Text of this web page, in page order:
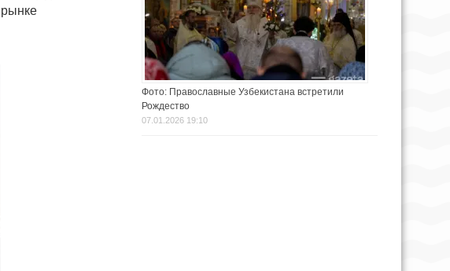
Фото: Православные Узбекистана встретили
Рождество
07.01.2026 19:10